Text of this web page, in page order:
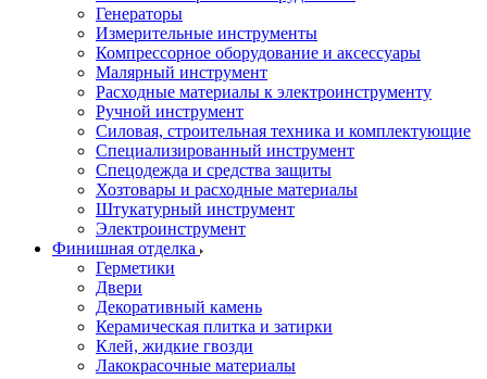
Генераторы
Измерительные инструменты
Компрессорное оборудование и аксессуары
Малярный инструмент
Расходные материалы к электроинструменту
Ручной инструмент
Силовая, строительная техника и комплектующие
Специализированный инструмент
Спецодежда и средства защиты
Хозтовары и расходные материалы
Штукатурный инструмент
Электроинструмент
Финишная отделка
Герметики
Двери
Декоративный камень
Керамическая плитка и затирки
Клей, жидкие гвозди
Лакокрасочные материалы